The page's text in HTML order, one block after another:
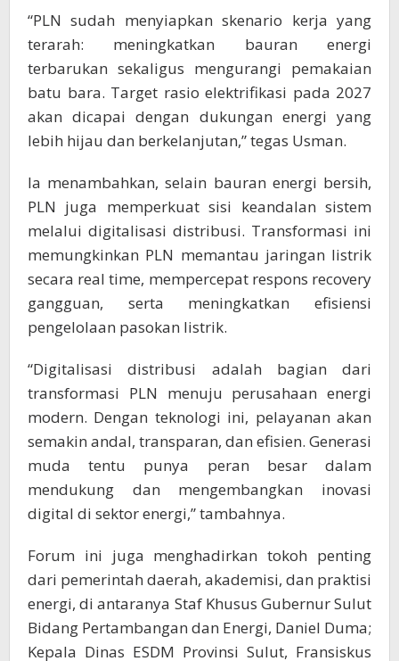
“PLN sudah menyiapkan skenario kerja yang
terarah: meningkatkan bauran energi
terbarukan sekaligus mengurangi pemakaian
batu bara. Target rasio elektrifikasi pada 2027
akan dicapai dengan dukungan energi yang
lebih hijau dan berkelanjutan,” tegas Usman.
Ia menambahkan, selain bauran energi bersih,
PLN juga memperkuat sisi keandalan sistem
melalui digitalisasi distribusi. Transformasi ini
memungkinkan PLN memantau jaringan listrik
secara real time, mempercepat respons recovery
gangguan, serta meningkatkan efisiensi
pengelolaan pasokan listrik.
“Digitalisasi distribusi adalah bagian dari
transformasi PLN menuju perusahaan energi
modern. Dengan teknologi ini, pelayanan akan
semakin andal, transparan, dan efisien. Generasi
muda tentu punya peran besar dalam
mendukung dan mengembangkan inovasi
digital di sektor energi,” tambahnya.
Forum ini juga menghadirkan tokoh penting
dari pemerintah daerah, akademisi, dan praktisi
energi, di antaranya Staf Khusus Gubernur Sulut
Bidang Pertambangan dan Energi, Daniel Duma;
Kepala Dinas ESDM Provinsi Sulut, Fransiskus